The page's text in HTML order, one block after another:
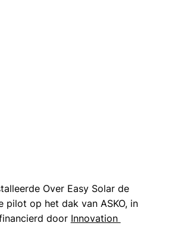
Over Easy Solar de
pilot op het dak van ASKO, in
door Innovation